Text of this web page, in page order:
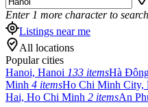
Enter 1 more character to
Listings near me
All locations
Popular cities
Hanoi, Hanoi 133 itemsHà
Minh 4 itemsHo Chi Minh City,
Hai, Ho Chi Minh 2 itemsAn